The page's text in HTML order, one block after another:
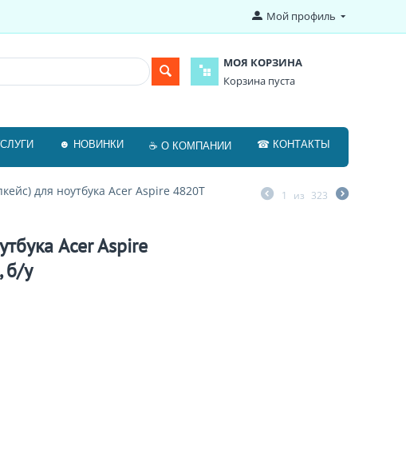
Мой профиль
МОЯ КОРЗИНА
Корзина пуста
☻ НОВИНКИ ☕ О КОМПАНИИ ☎ КОНТАКТЫ
для ноутбука Acer Aspire 4820T
1 из 323
Acer Aspire
б/у